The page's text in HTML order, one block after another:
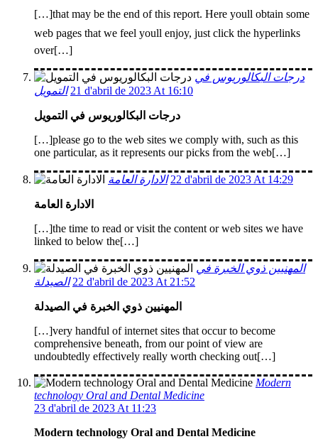
[…]that may be the end of this report. Here youll obtain some
web pages that we feel youll enjoy, just click the hyperlinks
over[…]
درجات البكالوريوس في
التمويل 21 d'abril de 2023 At 16:10
درجات البكالوريوس في التمويل
[…]please go to the web sites we comply with, such as this
one particular, as it represents our picks from the web[…]
الادارة العامة 22 d'abril de 2023 At 14:29
الادارة العامة
[…]the time to read or visit the content or web sites we have
linked to below the[…]
المهنيين ذوي الخبرة في
الصيدلة 22 d'abril de 2023 At 21:52
المهنيين ذوي الخبرة في الصيدلة
[…]very handful of internet sites that occur to become
comprehensive beneath, from our point of view are
undoubtedly effectively really worth checking out[…]
Modern
technology Oral and Dental Medicine
23 d'abril de 2023 At 11:23
Modern technology Oral and Dental Medicine